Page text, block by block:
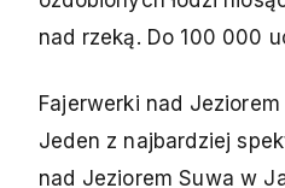
nad rzeką. Do 100 000
Fajerwerki nad
Jeden z najbardziej
nad Jeziorem Suwa w